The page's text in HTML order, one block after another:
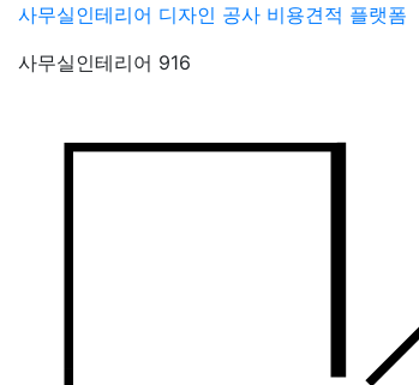
Skip
content
사무실인테리어 디자인 공사 비용견적 플랫폼
사무실인테리어 916